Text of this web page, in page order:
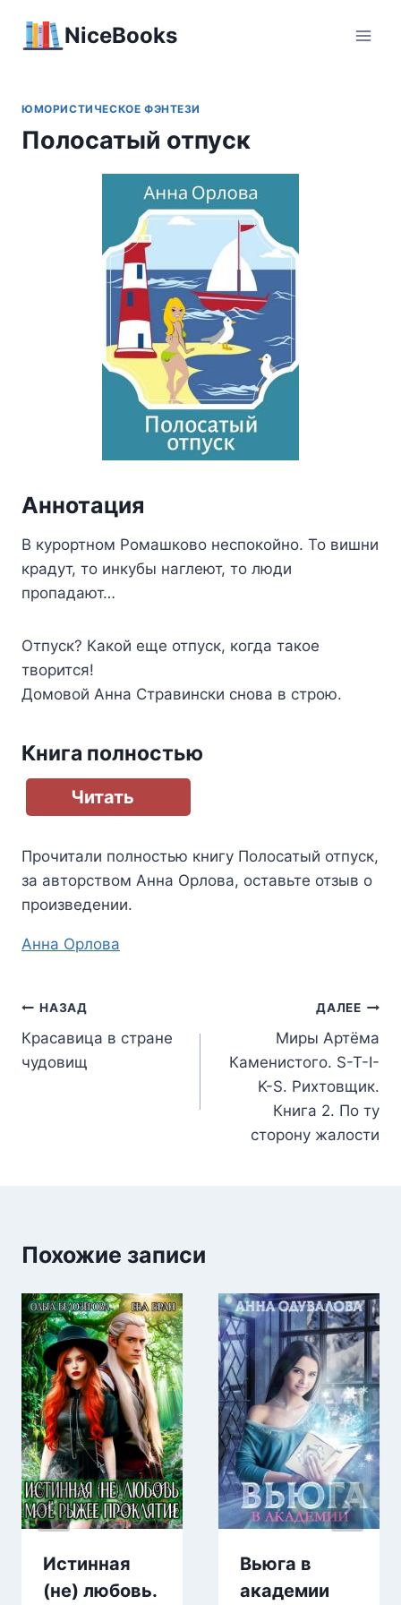
NiceBooks
ЮМОРИСТИЧЕСКОЕ ФЭНТЕЗИ
Полосатый отпуск
Аннотация
В курортном Ромашково неспокойно. То вишни
крадут, то инкубы наглеют, то люди
пропадают…
Отпуск? Какой еще отпуск, когда такое
творится!
Домовой Анна Стравински снова в строю.
Книга полностью
Читать
Прочитали полностью книгу Полосатый отпуск,
за авторством Анна Орлова, оставьте отзыв о
произведении.
Метки
Анна Орлова
Навигация
по
записям
НАЗАД
Красавица в стране
чудовищ
ДАЛЕЕ
Миры Артёма
Каменистого. S-T-I-
K-S. Рихтовщик.
Книга 2. По ту
сторону жалости
Похожие записи
Истинная
(не) любовь.
Вьюга в
академии